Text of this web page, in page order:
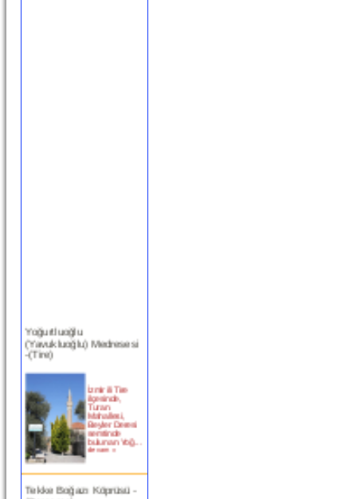
(Yavukluoğlu) Medresesi
-(Tire)
ilçesinde,
Turan
Mahallesi,
Beyler Deresi
semtinde
bulunan Yoğ...
devam »
Tekke Boğazı Köprüsü -
(Bergama)